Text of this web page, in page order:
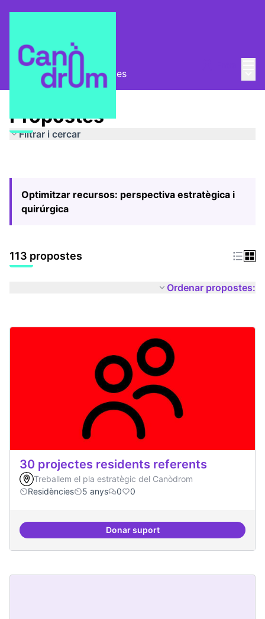
Pla Estratègic Propostes
Propostes
Filtrar i cercar
Optimitzar recursos: perspectiva estratègica i
quirúrgica
113 propostes
Ordenar propostes:
30 projectes residents referents
Treballem el pla estratègic del Canòdrom
Residències
5 anys 0 0
Donar suport30 projectes residents referents